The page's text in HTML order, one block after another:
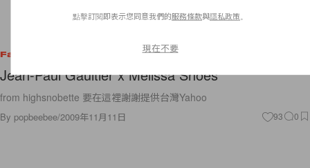
Fashion
Jean-Paul Gaultier x Melissa Shoes
from highsnobette 要在這裡謝謝提供台灣Yahoo
By popbeebee/2009年11月11日 93 0
點擊訂閱即表示您同意我們的服務條款與隱私政策
現在不要